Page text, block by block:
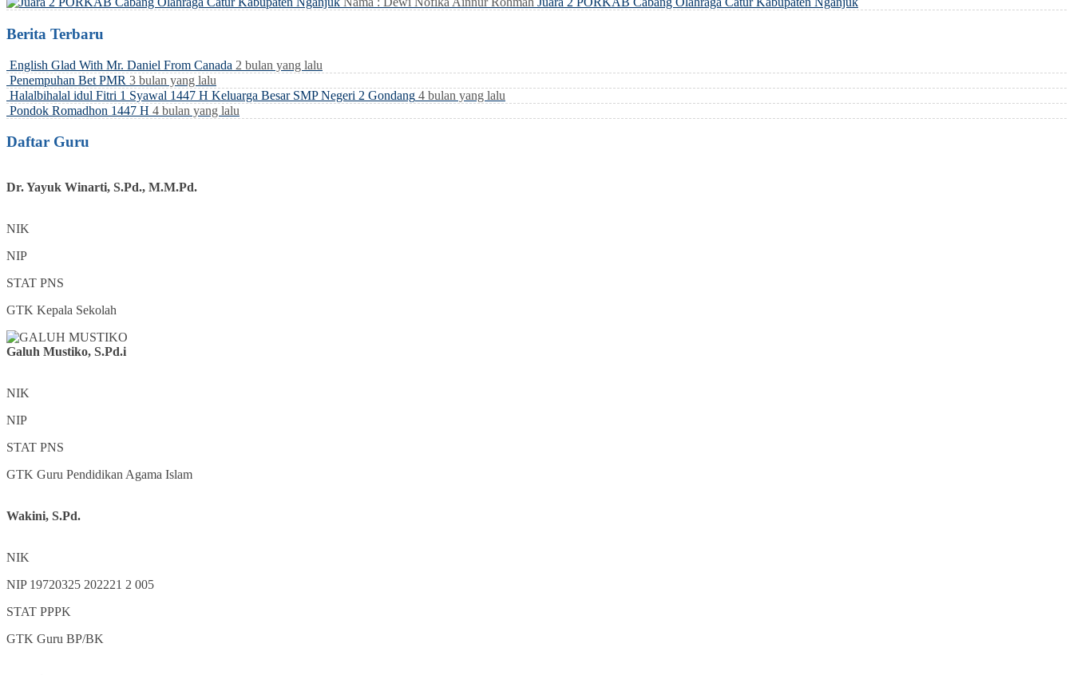
Berita Terbaru
English Glad With Mr. Daniel From Canada 2 bulan yang lalu
Penempuhan Bet PMR 3 bulan yang lalu
Halalbihalal idul Fitri 1 Syawal 1447 H Keluarga Besar SMP Negeri 2 Gondang 4 bulan yang lalu
Pondok Romadhon 1447 H 4 bulan yang lalu
Daftar Guru
Dr. Yayuk Winarti, S.Pd., M.M.Pd.
NIK
NIP
STAT PNS
GTK Kepala Sekolah
Galuh Mustiko, S.Pd.i
NIK
NIP
STAT PNS
GTK Guru Pendidikan Agama Islam
Wakini, S.Pd.
NIK
NIP 19720325 202221 2 005
STAT PPPK
GTK Guru BP/BK